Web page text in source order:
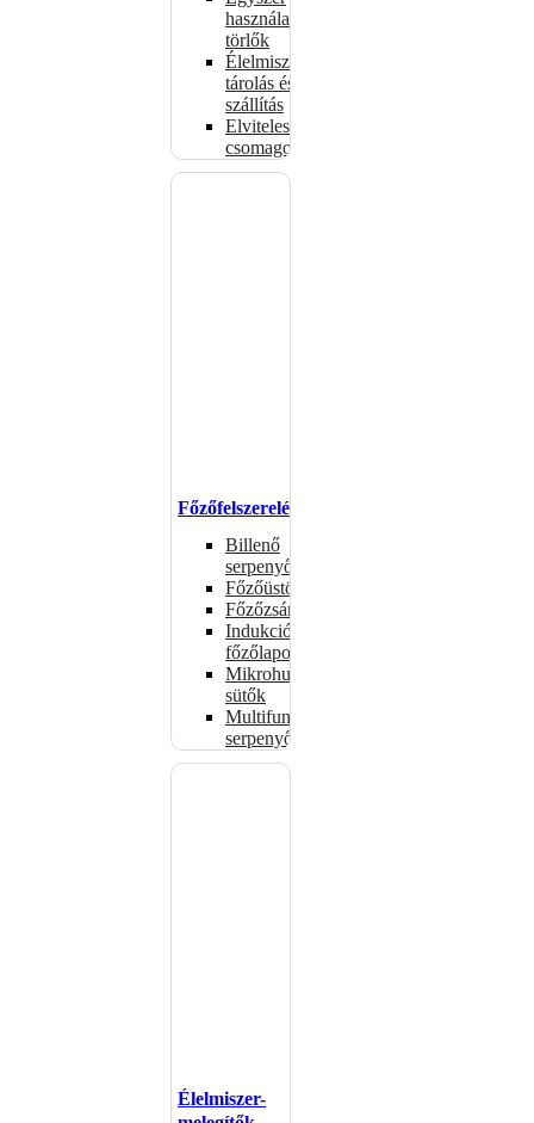
használatos
törlők
Élelmiszer-
tárolás és
szállítás
Elviteles
csomagolóanyagok
Főzőfelszerelések
Billenő
serpenyők
Főzőüstök
Főzőzsámolyok
Indukciós
főzőlapok
Mikrohullámú
sütők
Multifunkciós
serpenyők
Élelmiszer-